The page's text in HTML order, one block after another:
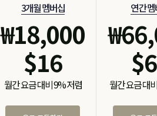
3개월 멤버십
₩18,000
$16
월간 요금 대비 9% 저렴
연간
₩
$
월간 요금 대